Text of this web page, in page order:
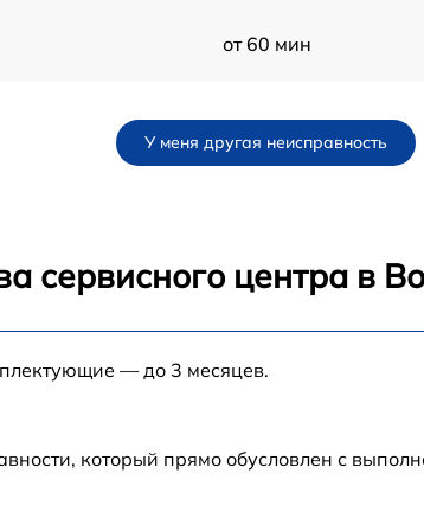
от 60 мин
от 60 мин
У меня другая неисправность
сервисного центра в
— до 3 месяцев.
который прямо обусловлен с